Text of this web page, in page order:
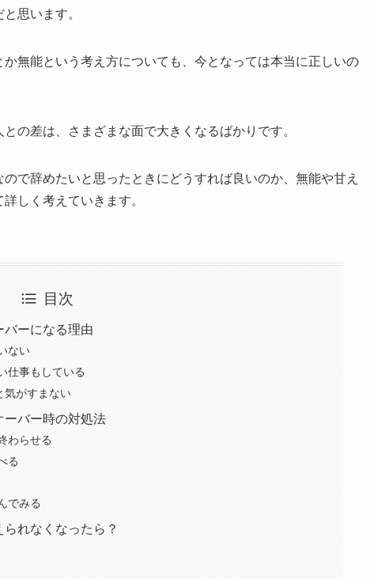
思います。
無能という考え方についても、今となっては本当に正しいの
の差は、さまざまな面で大きくなるばかりです。
で辞めたいと思ったときにどうすれば良いのか、無能や甘え
しく考えていきます。
目次
バーになる理由
ない
仕事もしている
気がすまない
ーバー時の対処法
わらせる
る
でみる
れなくなったら？